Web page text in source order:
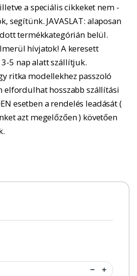
a speciális cikkeket nem -
segítünk. JAVASLAT: alaposan
termékkategórián belül.
hívjatok! A keresett
5 nap alatt szállítjuk.
ritka modellekhez passzoló
elfordulhat hosszabb szállítási
esetben a rendelés leadását (
azt megelőzően ) követően